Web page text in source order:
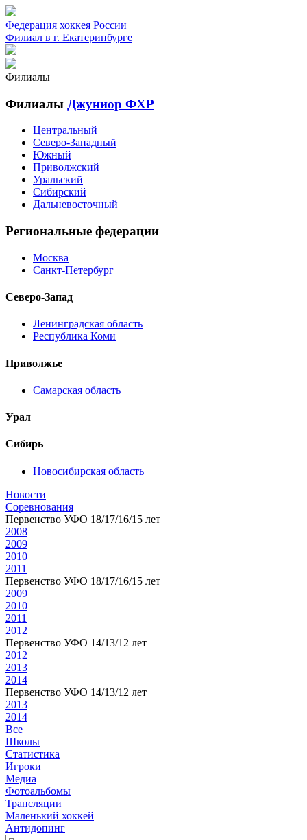
Федерация хоккея России
Филиал в г. Екатеринбурге
Филиалы
Филиалы Джуниор ФХР
Центральный
Северо-Западный
Южный
Приволжский
Уральский
Сибирский
Дальневосточный
Региональные федерации
Москва
Санкт-Петербург
Северо-Запад
Ленинградская область
Республика Коми
Приволжье
Самарская область
Урал
Сибирь
Новосибирская область
Новости
Соревнования
Первенство УФО 18/17/16/15 лет
2008
2009
2010
2011
Первенство УФО 18/17/16/15 лет
2009
2010
2011
2012
Первенство УФО 14/13/12 лет
2012
2013
2014
Первенство УФО 14/13/12 лет
2013
2014
Все
Школы
Статистика
Игроки
Медиа
Фотоальбомы
Трансляции
Маленький хоккей
Антидопинг